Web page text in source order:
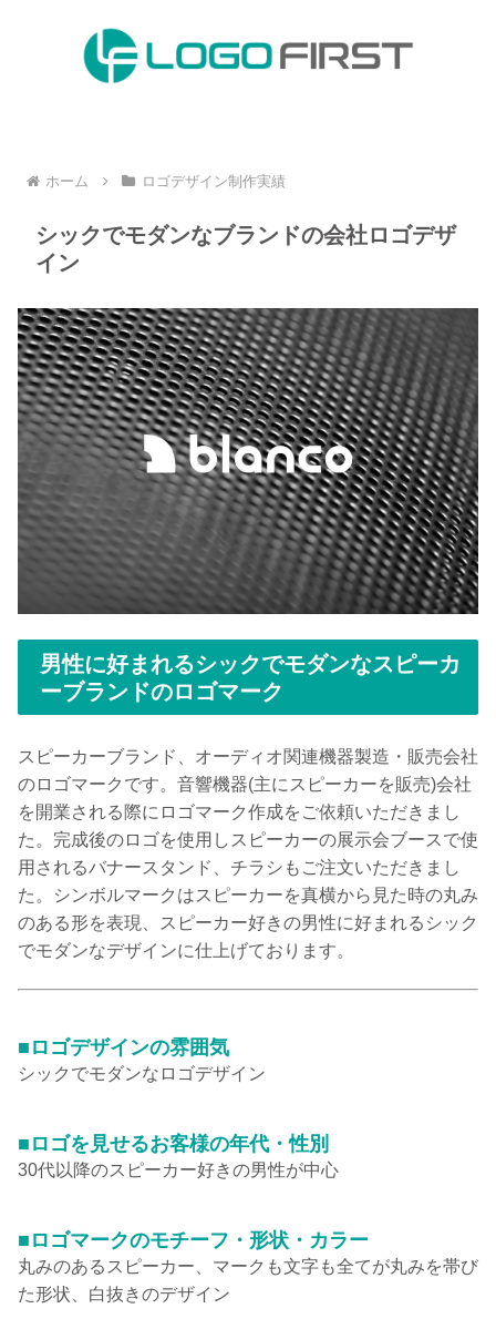
ホーム ロゴデザイン制作実績
シックでモダンなブランドの会社ロゴデザ
イン
男性に好まれるシックでモダンなスピーカ
ーブランドのロゴマーク
スピーカーブランド、オーディオ関連機器製造・販売会社
のロゴマークです。音響機器(主にスピーカーを販売)会社
を開業される際にロゴマーク作成をご依頼いただきまし
た。完成後のロゴを使用しスピーカーの展示会ブースで使
用されるバナースタンド、チラシもご注文いただきまし
た。シンボルマークはスピーカーを真横から見た時の丸み
のある形を表現、スピーカー好きの男性に好まれるシック
でモダンなデザインに仕上げております。
■ロゴデザインの雰囲気
シックでモダンなロゴデザイン
■ロゴを見せるお客様の年代・性別
30代以降のスピーカー好きの男性が中心
■ロゴマークのモチーフ・形状・カラー
丸みのあるスピーカー、マークも文字も全てが丸みを帯び
た形状、白抜きのデザイン